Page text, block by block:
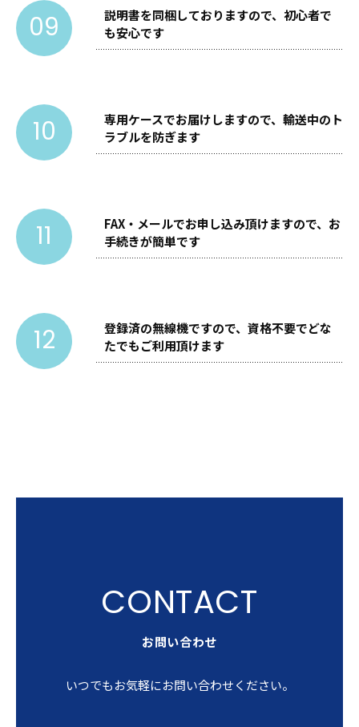
09
説明書を同梱しておりますので、初心者で
も安心です
10
専用ケースでお届けしますので、輸送中のト
ラブルを防ぎます
11
FAX・メールでお申し込み頂けますので、お
手続きが簡単です
12
登録済の無線機ですので、資格不要でどな
たでもご利用頂けます
お問い合わせ
いつでもお気軽にお問い合わせください。